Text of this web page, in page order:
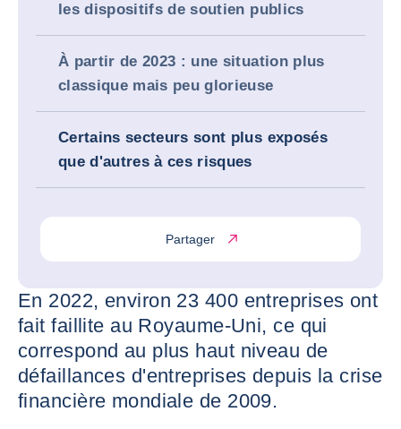
les dispositifs de soutien publics
À partir de 2023 : une situation plus
classique mais peu glorieuse
Certains secteurs sont plus exposés
que d'autres à ces risques
Partager
En 2022, environ 23 400 entreprises ont
fait faillite au Royaume-Uni, ce qui
correspond au plus haut niveau de
défaillances d'entreprises depuis la crise
financière mondiale de 2009.